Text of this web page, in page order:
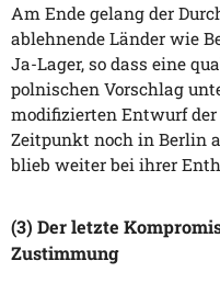
Am Ende gelang der
ablehnende Länder wie
Ja-Lager, so dass eine
polnischen Vorschlag
modifizierten Entwurf der
Zeitpunkt noch in Berlin
blieb weiter bei ihrer
(3) Der letzte
Zustimmung